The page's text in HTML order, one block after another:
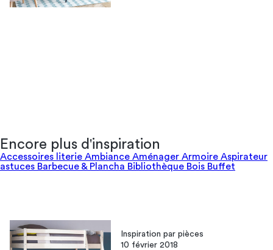
Encore plus d'inspiration
Accessoires literie Ambiance Aménager Armoire Aspirateur
astuces Barbecue & Plancha Bibliothèque Bois Buffet
Inspiration par pièces
10 février 2018